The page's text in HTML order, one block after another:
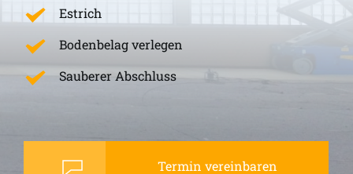
Estrich
Bodenbelag verlegen
Sauberer Abschluss
Termin vereinbaren